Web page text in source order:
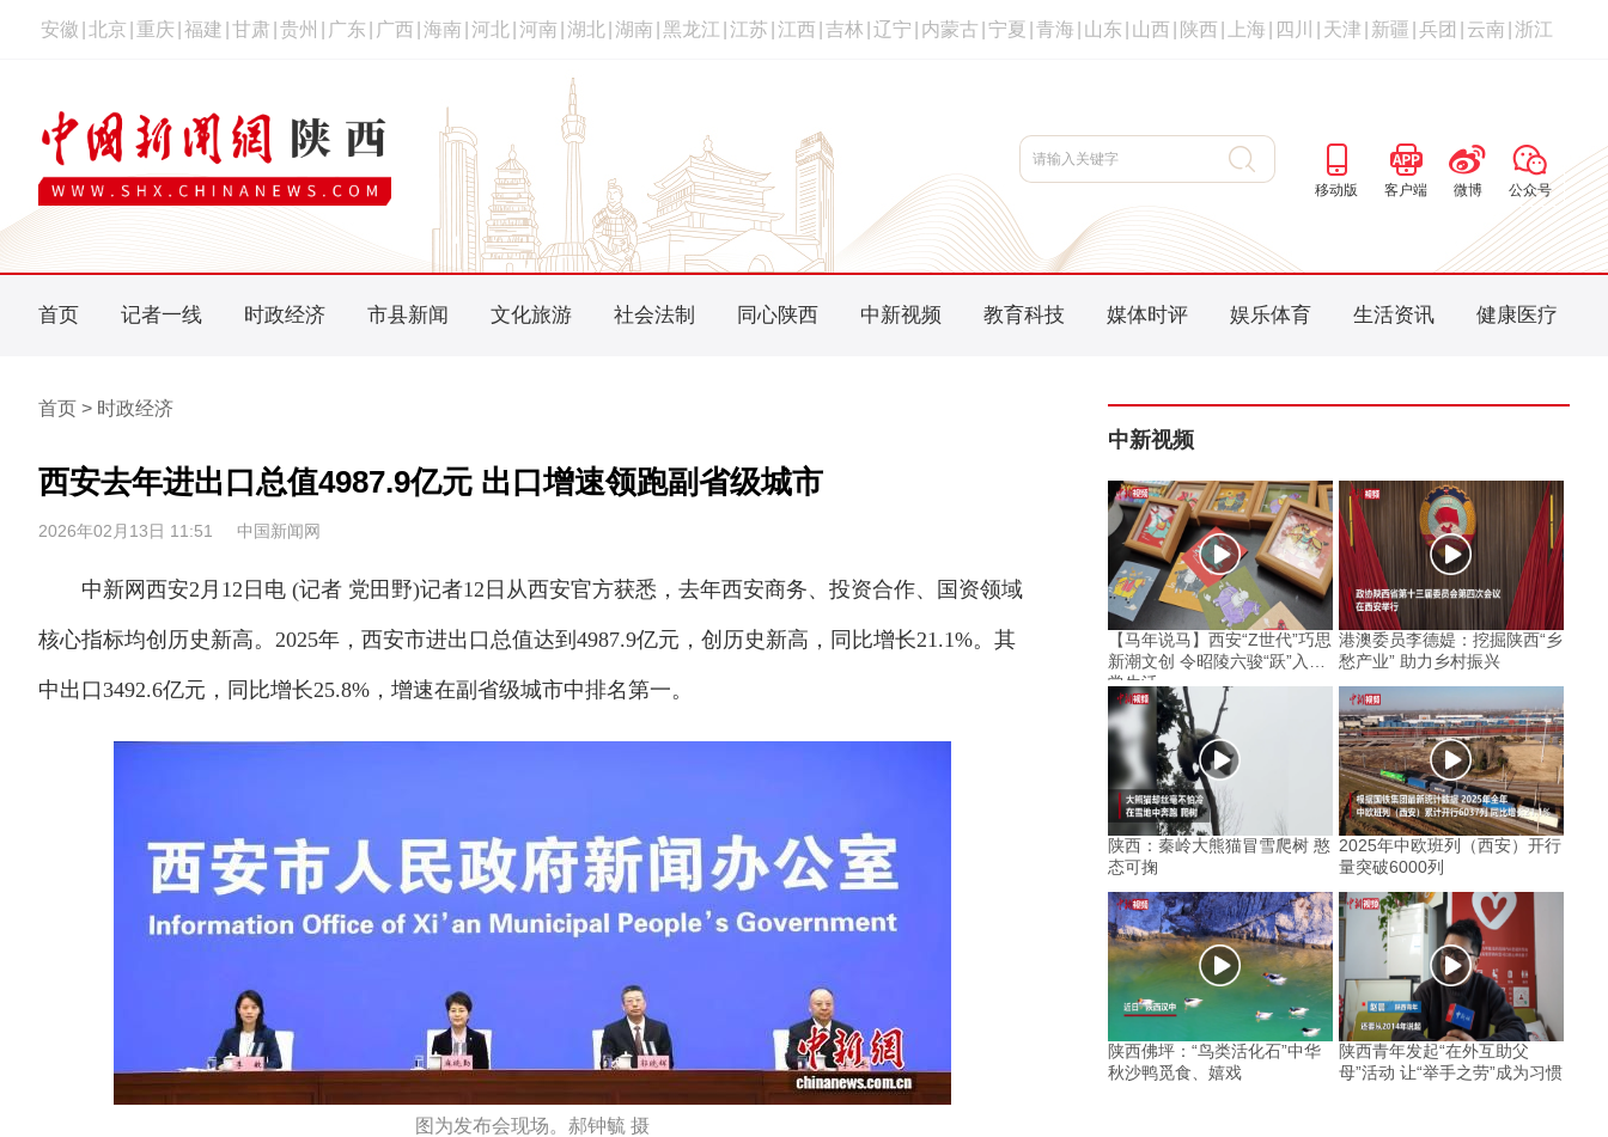
安徽 北京 重庆 福建 甘肃 贵州 广东 广西 海南 河北 河南 湖北 湖南 黑龙江 江苏 江西 吉林 辽宁 内蒙古 宁夏 青海 山东 山西 陕西 上海 四川 天津 新疆 兵团 云南 浙江
移动版 客户端 微博 公众号
首页 记者一线 时政经济 市县新闻 文化旅游 社会法制 同心陕西 中新视频 教育科技 媒体时评 娱乐体育 生活资讯 健康医疗
首页 > 时政经济
西安去年进出口总值4987.9亿元 出口增速领跑副省级城市
2026年02月13日 11:51 中国新闻网
中新网西安2月12日电 (记者 党田野)记者12日从西安官方获悉，去年西安商务、投资合作、国资领域
核心指标均创历史新高。2025年，西安市进出口总值达到4987.9亿元，创历史新高，同比增长21.1%。其
中出口3492.6亿元，同比增长25.8%，增速在副省级城市中排名第一。
图为发布会现场。郝钟毓 摄
中新视频
【马年说马】西安“Z世代”巧思
新潮文创 令昭陵六骏“跃”入寻
常生活
港澳委员李德媞：挖掘陕西“乡
愁产业” 助力乡村振兴
陕西：秦岭大熊猫冒雪爬树 憨
态可掬
2025年中欧班列（西安）开行
量突破6000列
陕西佛坪：“鸟类活化石”中华
秋沙鸭觅食、嬉戏
陕西青年发起“在外互助父
母”活动 让“举手之劳”成为习惯